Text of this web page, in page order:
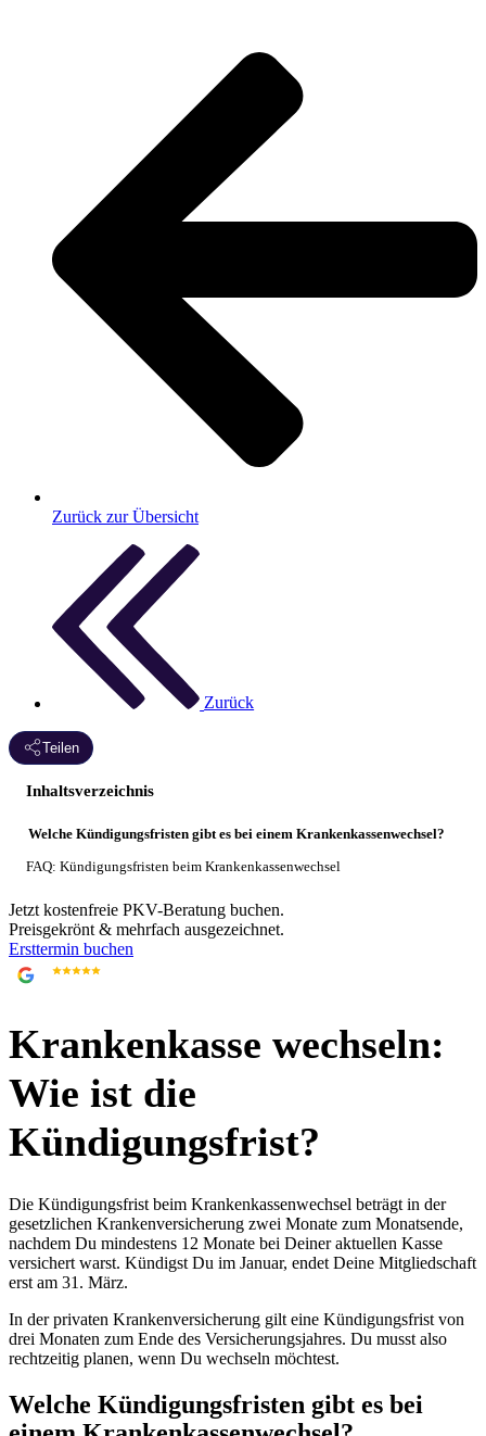
Zurück zur Übersicht
Zurück
Teilen
Inhaltsverzeichnis
Welche Kündigungsfristen gibt es bei einem Krankenkassenwechsel?
FAQ: Kündigungsfristen beim Krankenkassenwechsel
Jetzt kostenfreie PKV-Beratung buchen.
Preisgekrönt & mehrfach ausgezeichnet.
Ersttermin buchen
Krankenkasse wechseln:
Wie ist die
Kündigungsfrist?
Die Kündigungsfrist beim Krankenkassenwechsel beträgt in der
gesetzlichen Krankenversicherung zwei Monate zum Monatsende,
nachdem Du mindestens 12 Monate bei Deiner aktuellen Kasse
versichert warst. Kündigst Du im Januar, endet Deine Mitgliedschaft
erst am 31. März.
In der privaten Krankenversicherung gilt eine Kündigungsfrist von
drei Monaten zum Ende des Versicherungsjahres. Du musst also
rechtzeitig planen, wenn Du wechseln möchtest.
Welche Kündigungsfristen gibt es bei